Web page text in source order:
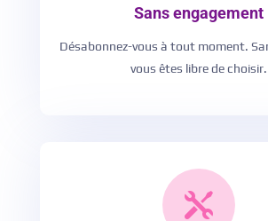
Sans engagement
Désabonnez-vous à tout moment.
vous êtes libre de choisir.
